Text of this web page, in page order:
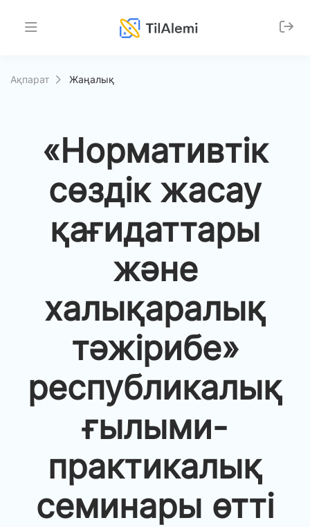
Ақпарат Жаңалық
«Нормативтік
сөздік жасау
қағидаттары
және
халықаралық
тәжірибе»
республикалық
ғылыми-
практикалық
семинары өтті